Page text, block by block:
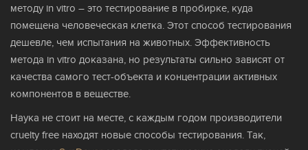
методу in vitro – это тестирование в пробирке, куда
помещена человеческая клетка. Этот способ тестирования
дешевле, чем испытания на животных. Эффективность
метода in vitro доказана, но результаты сильно зависят от
качества самого тест-объекта и концентрации активных
компонентов в веществе.
Наука не стоит на месте, с каждым годом производители
cruelty free находят новые способы тестирования. Так,